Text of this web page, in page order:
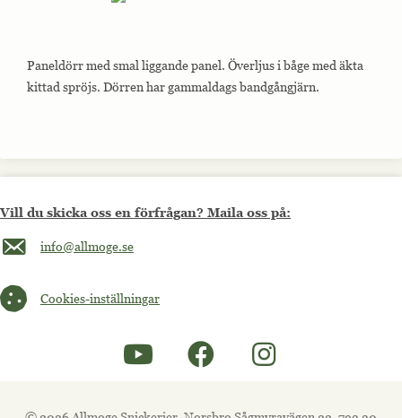
Paneldörr med smal liggande panel. Överljus i båge med äkta
kittad spröjs. Dörren har gammaldags bandgångjärn.
Vill du skicka oss en förfrågan? Maila oss på:
Maila oss på info@allmoge.se
info@allmoge.se
Cookies-inställningar
Cookies-inställningar